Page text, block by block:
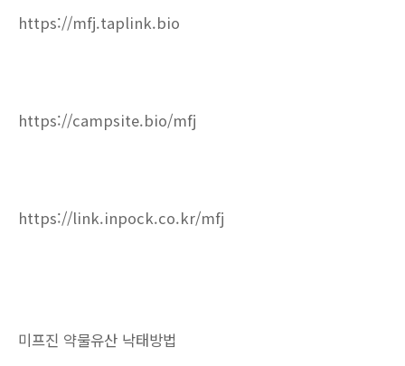
https://mfj.taplink.bio
https://campsite.bio/mfj
https://link.inpock.co.kr/mfj
미프진 약물유산 낙태방법